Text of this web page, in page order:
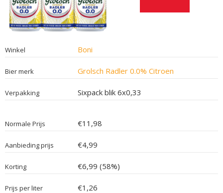
Winkel Boni
Bier merk Grolsch Radler 0.0% Citroen
Verpakking Sixpack blik 6x0,33
Normale Prijs €11,98
Aanbieding prijs €4,99
Korting €6,99 (58%)
Prijs per liter €1,26